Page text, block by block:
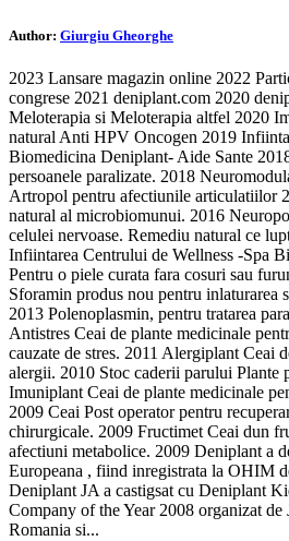
Author: Giurgiu Gheorghe
2023 Lansare magazin online 2022
congrese 2021 deniplant.com 2020
Meloterapia si Meloterapia altfel 2020
natural Anti HPV Oncogen 2019
Biomedicina Deniplant- Aide Sante
persoanele paralizate. 2018
Artropol pentru afectiunile articulatiilor
natural al microbiomunui. 2016
celulei nervoase. Remediu natural ce
Infiintarea Centrului de Wellness -Spa
Pentru o piele curata fara cosuri sau
Sforamin produs nou pentru inlaturarea
2013 Polenoplasmin, pentru tratarea
Antistres Ceai de plante medicinale
cauzate de stres. 2011 Alergiplant Ceai
alergii. 2010 Stoc caderii parului Plante
Imuniplant Ceai de plante medicinale
2009 Ceai Post operator pentru
chirurgicale. 2009 Fructimet Ceai dun
afectiuni metabolice. 2009 Deniplant a
Europeana , fiind inregistrata la OHIM
Deniplant JA a castigsat cu Deniplant
Company of the Year 2008 organizat
Romania si...